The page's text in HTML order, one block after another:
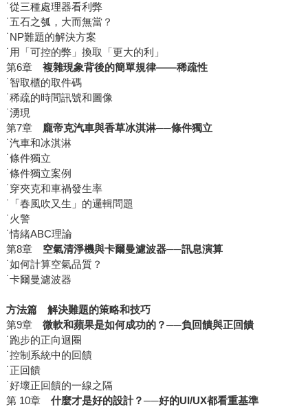
˙從三種處理器看利弊
˙五石之瓠，大而無當？
˙NP難題的解決方案
˙用「可控的弊」換取「更大的利」
第6章 複雜現象背後的簡單規律――稀疏性
˙智取櫃的取件碼
˙稀疏的時間訊號和圖像
˙湧現
第7章 龐帝克汽車與香草冰淇淋──條件獨立
˙汽車和冰淇淋
˙條件獨立
˙條件獨立案例
˙穿夾克和車禍發生率
˙「春風吹又生」的邏輯問題
˙火警
˙情緒ABC理論
第8章 空氣清淨機與卡爾曼濾波器──訊息演算
˙如何計算空氣品質？
˙卡爾曼濾波器
方法篇 解決難題的策略和技巧
第9章 微軟和蘋果是如何成功的？──負回饋與正回饋
˙跑步的正向迴圈
˙控制系統中的回饋
˙正回饋
˙好壞正回饋的一線之隔
第 10章 什麼才是好的設計？──好的UI/UX都看重基準